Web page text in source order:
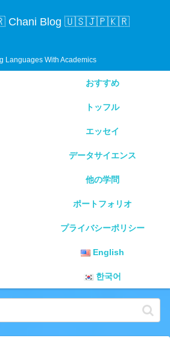
Blog 🇺🇸🇯🇵🇰🇷
Languages With Academics
おすすめ
トッフル
エッセイ
データサイエンス
他の学問
ポートフォリオ
プライバシーポリシー
English
한국어